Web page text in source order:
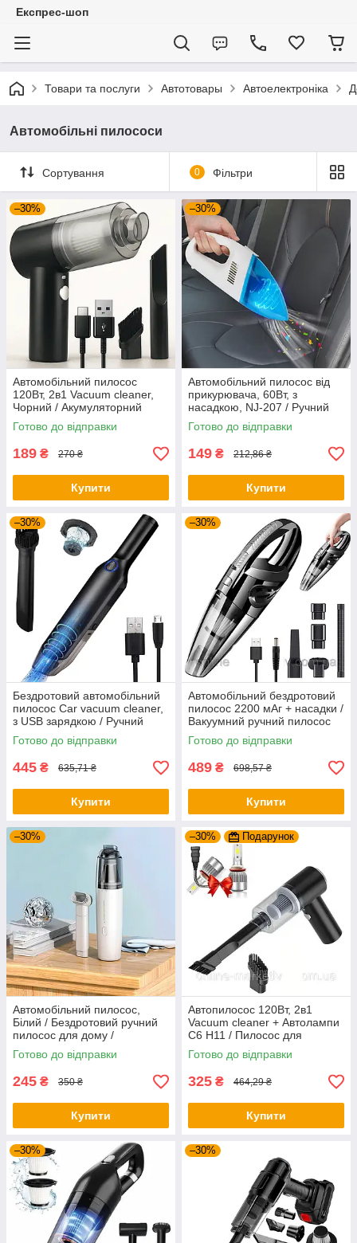
Експрес-шоп
Товари та послуги Автотовары Автоелектроніка
Автомобільні пилососи
Сортування 0 Фільтри
–30%
Автомобільний пилосос
120Вт, 2в1 Vacuum cleaner,
Чорний / Акумуляторний
пилосос для машини з
насадками
Готово до відправки
189 ₴ 270 ₴
Купити
–30%
Автомобільний пилосос від
прикурювача, 60Вт, з
насадкою, NJ-207 / Ручний
автопилосос / Пилосос для
авто
Готово до відправки
149 ₴ 212,86 ₴
Купити
–30%
Бездротовий автомобільний
пилосос Car vacuum cleaner,
з USB зарядкою / Ручний
автопилосос від акумулятора
Готово до відправки
445 ₴ 635,71 ₴
Купити
–30%
Автомобільний бездротовий
пилосос 2200 мАг + насадки /
Вакуумний ручний пилосос
на акумуляторі
Готово до відправки
489 ₴ 698,57 ₴
Купити
–30%
Автомобільний пилосос,
Білий / Бездротовий ручний
пилосос для дому /
Портативний пилосос /
Автопилосос
Готово до відправки
245 ₴ 350 ₴
Купити
–30% Подарунок
Автопилосос 120Вт, 2в1
Vacuum cleaner + Автолампи
C6 H11 / Пилосос для
машини з насадками
Готово до відправки
325 ₴ 464,29 ₴
Купити
–30% –30%